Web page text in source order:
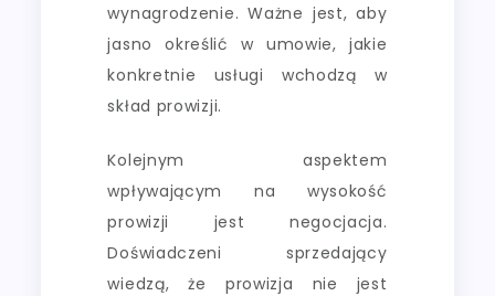
wynagrodzenie. Ważne jest, aby
jasno określić w umowie, jakie
konkretnie usługi wchodzą w
skład prowizji.
Kolejnym aspektem
wpływającym na wysokość
prowizji jest negocjacja.
Doświadczeni sprzedający
wiedzą, że prowizja nie jest